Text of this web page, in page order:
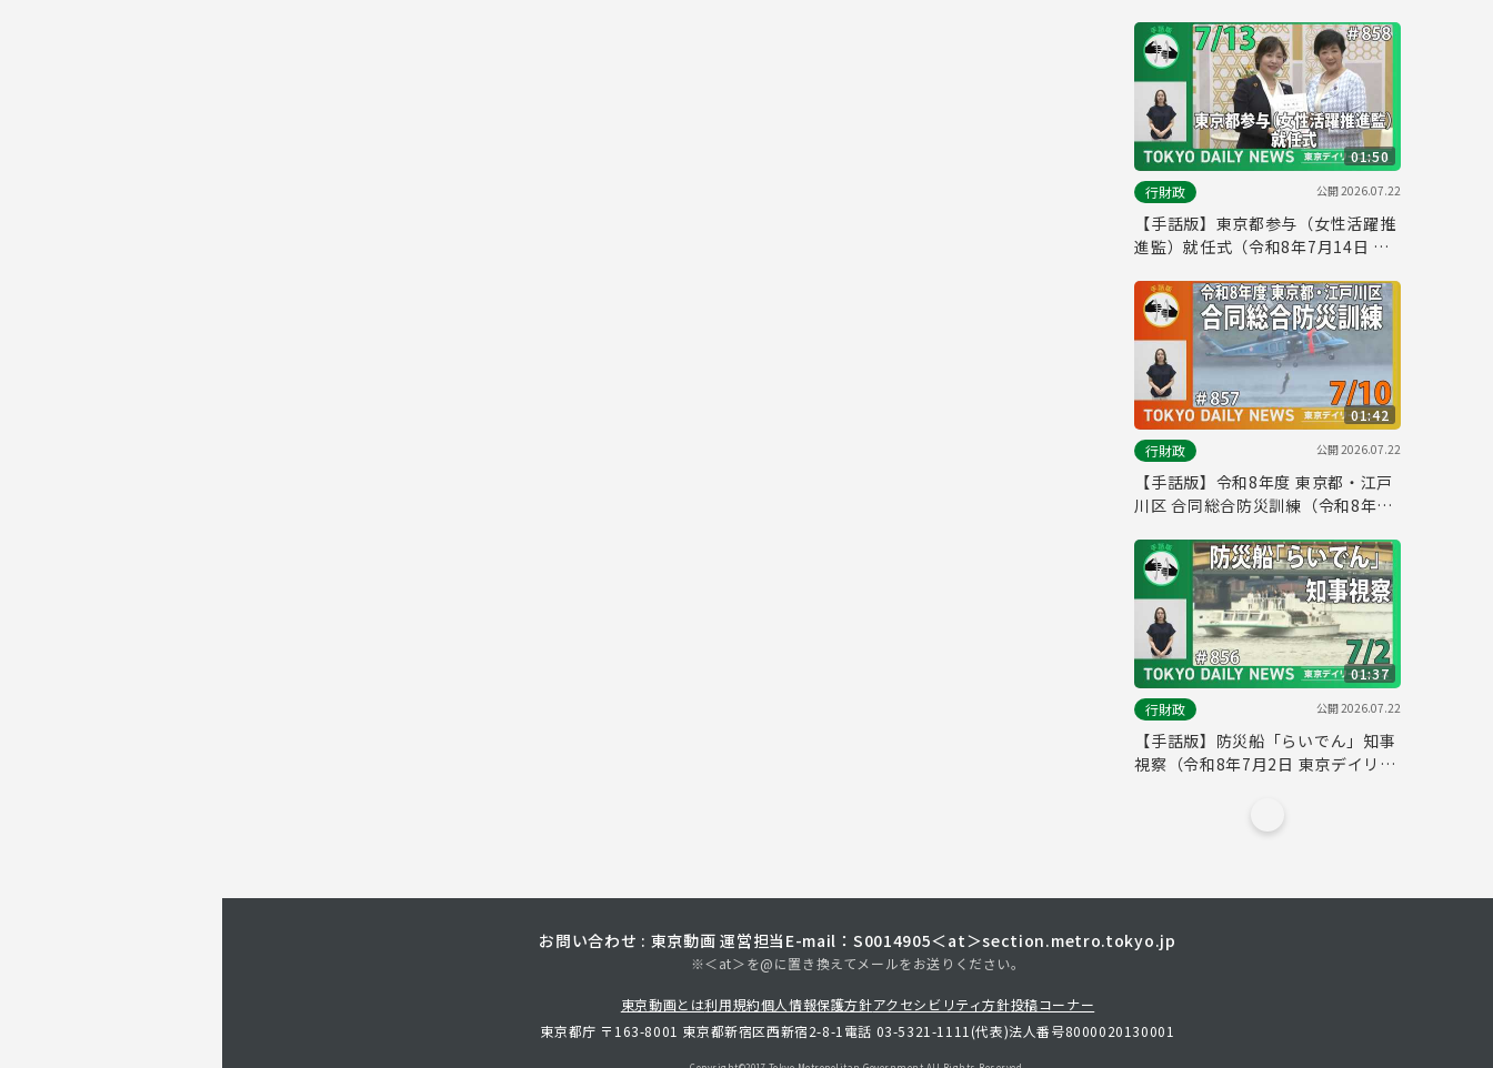
01:50
行財政
公開2026.07.22
【手話版】東京都参与（女性活躍推
進監）就任式（令和8年7月14日 東
01:42
行財政
公開2026.07.22
【手話版】令和8年度 東京都・江戸
川区 合同総合防災訓練（令和8年7
No.857）
01:37
行財政
公開2026.07.22
【手話版】防災船「らいでん」知事
視察（令和8年7月2日 東京デイリー
お問い合わせ : 東京動画 運営担当 E-mail：S0014905＜at＞section.metro.tokyo.jp
※＜at＞を@に置き換えてメールをお送りください。
東京動画とは利用規約個人情報保護方針アクセシビリティ方針投稿コーナー
東京都庁 〒163-8001 東京都新宿区西新宿2-8-1 電話 03-5321-1111(代表)法人番号8000020130001